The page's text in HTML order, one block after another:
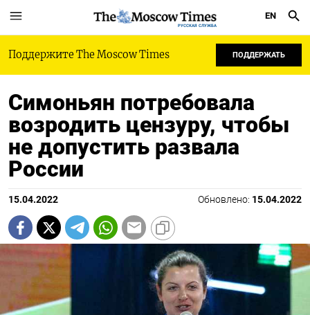
РУССКАЯ СЛУЖБА
EN
Поддержите The Moscow Times ПОДДЕРЖАТЬ
Симоньян потребовала
возродить цензуру, чтобы
не допустить развала
России
15.04.2022 Обновлено: 15.04.2022